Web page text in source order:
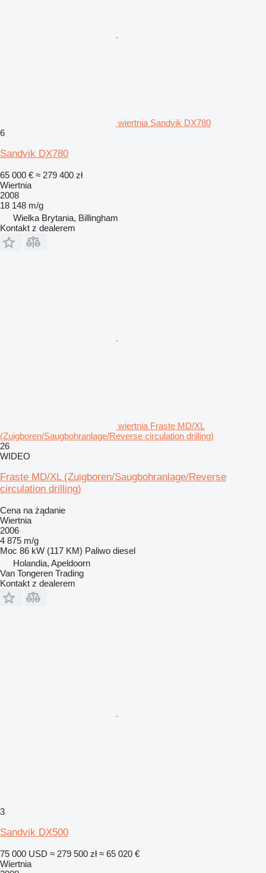
wiertnia Sandvik DX780
6
Sandvik DX780
65 000 € ≈ 279 400 zł
Wiertnia
2008
18 148 m/g
Wielka Brytania, Billingham
Kontakt z dealerem
wiertnia Fraste MD/XL
(Zuigboren/Saugbohranlage/Reverse circulation drilling)
26
WIDEO
Fraste MD/XL (Zuigboren/Saugbohranlage/Reverse
circulation drilling)
Cena na żądanie
Wiertnia
2006
4 875 m/g
Moc 86 kW (117 KM) Paliwo diesel
Holandia, Apeldoorn
Van Tongeren Trading
Kontakt z dealerem
3
Sandvik DX500
75 000 USD ≈ 279 500 zł ≈ 65 020 €
Wiertnia